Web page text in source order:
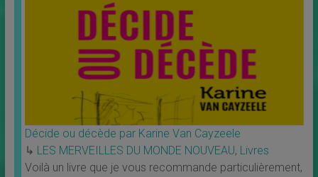
Décide ou décède par Karine Van Cayzeele
↳ LES MERVEILLES DU MONDE NOUVEAU, Livres
Voilà un livre que je vous recommande particulièrement,